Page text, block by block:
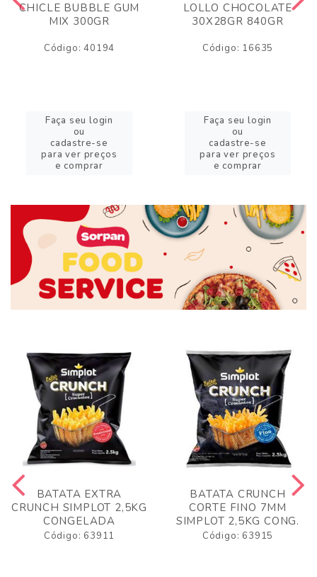
CHICLE BUBBLE GUM
MIX 300GR
Código: 40194
Faça seu login
ou
cadastre-se
para ver preços
e comprar
LOLLO CHOCOLATE
30X28GR 840GR
Código: 16635
Faça seu login
ou
cadastre-se
para ver preços
e comprar
BATATA EXTRA
CRUNCH SIMPLOT 2,5KG
CONGELADA
Código: 63911
BATATA CRUNCH
CORTE FINO 7MM
SIMPLOT 2,5KG CONG.
Código: 63915